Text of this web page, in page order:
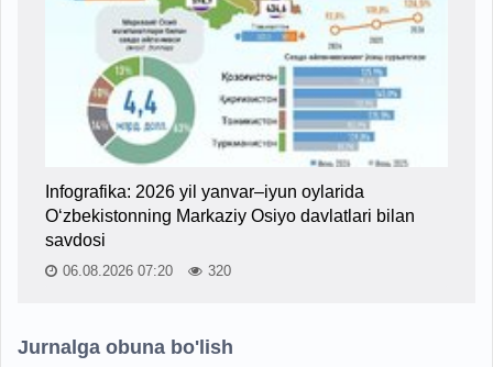
Infografika: 2026 yil yanvar–iyun oylarida
O‘zbekistonning Markaziy Osiyo davlatlari bilan
savdosi
06.08.2026 07:20 320
Jurnalga obuna bo'lish